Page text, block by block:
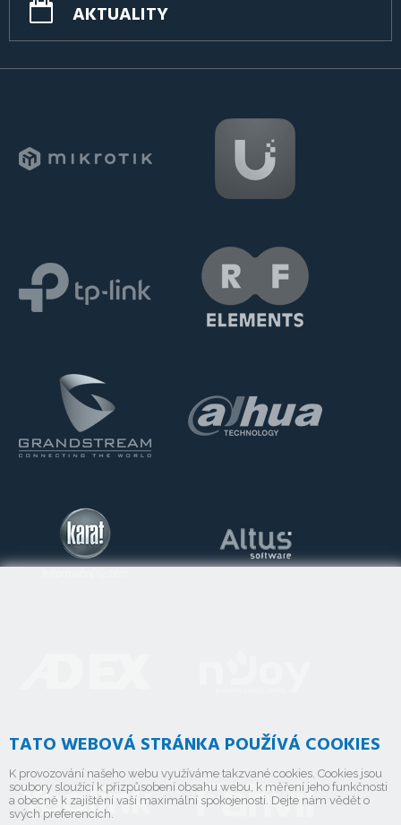
AKTUALITY
TATO WEBOVÁ STRÁNKA POUŽÍVÁ COOKIES
K provozování našeho webu využíváme takzvané cookies. Cookies jsou
soubory sloužící k přizpůsobení obsahu webu, k měření jeho funkčnosti
a obecně k zajištění vaší maximální spokojenosti. Dejte nám vědět o
svých preferencích.